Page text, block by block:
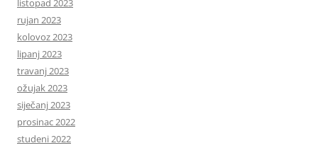
listopad 2023
rujan 2023
kolovoz 2023
lipanj 2023
travanj 2023
ožujak 2023
siječanj 2023
prosinac 2022
studeni 2022